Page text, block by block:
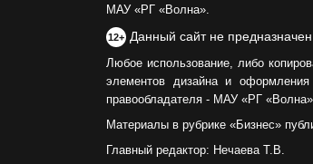
МАУ «РГ «Волна».
12+ Данный сайт не
Любое использование, либо
элементов дизайна и оформления
правообладателя - МАУ «РГ
Материалы в рубрике «Бизнес»
Главный редактор: Нечаева Т.В.